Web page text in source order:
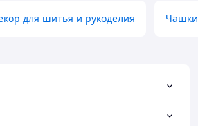
для шитья и рукоделия